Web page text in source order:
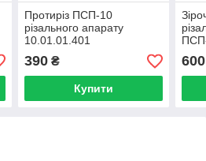
Протиріз ПСП-10
різального апарату
10.01.01.401
390₴
Купити
600